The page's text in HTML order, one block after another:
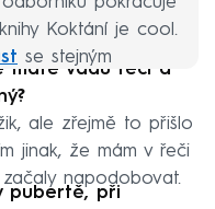
Koktání je cool.
se stejným
máte vadu řeči a
ale zřejmě to přišlo
jinak, že mám v řeči
napodobovat.
pubertě, při